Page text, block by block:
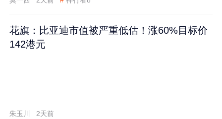
花旗：比亚迪市值被严重低估！涨60%目标价
142港元
朱玉川 2天前